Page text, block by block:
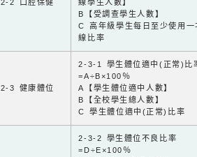
2-2 口腔保健
線學生人數】
B【受調查學生人數】
C 高年級學生每日至少使用一
線比率
2-3 健康體位
2-3-1 學生體位適中(正常)比
=A÷B×100％
A【學生體位適中人數】
B【全校學生總人數】
C 學生體位適中(正常)比率
2-3-2 學生體位不良比率
=D÷E×100％